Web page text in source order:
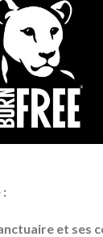
:
et ses